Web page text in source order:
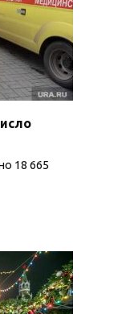
18 665